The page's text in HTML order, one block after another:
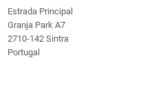
Estrada Principal
Granja Park A7
2710-142 Sintra
Portugal